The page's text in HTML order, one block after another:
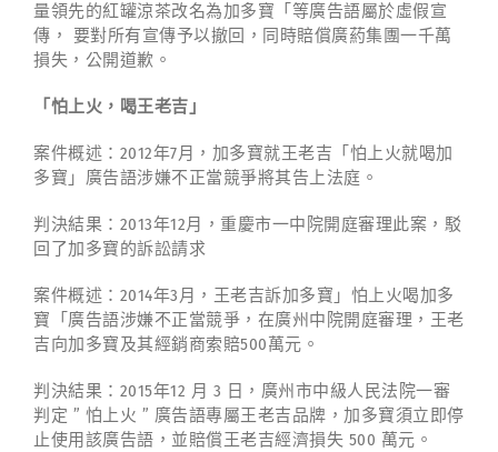
量領先的紅罐涼茶改名為加多寶「等廣告語屬於虛假宣
傳， 要對所有宣傳予以撤回，同時賠償廣葯集團一千萬
損失，公開道歉。
「怕上火，喝王老吉」
案件概述：2012年7月，加多寶就王老吉「怕上火就喝加
多寶」廣告語涉嫌不正當競爭將其告上法庭。
判決結果：2013年12月，重慶市一中院開庭審理此案，駁
回了加多寶的訴訟請求
案件概述：2014年3月，王老吉訴加多寶」怕上火喝加多
寶「廣告語涉嫌不正當競爭，在廣州中院開庭審理，王老
吉向加多寶及其經銷商索賠500萬元。
判決結果：2015年12 月 3 日，廣州市中級人民法院一審
判定 ” 怕上火 ” 廣告語專屬王老吉品牌，加多寶須立即停
止使用該廣告語，並賠償王老吉經濟損失 500 萬元。